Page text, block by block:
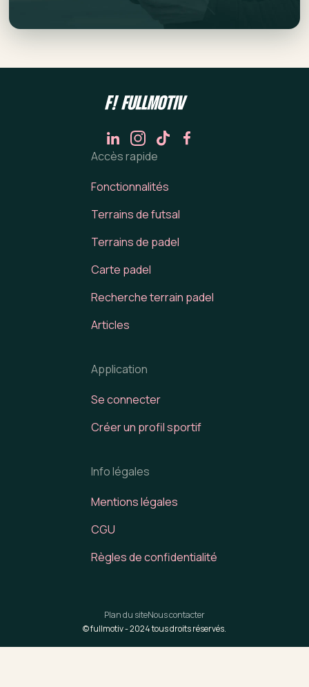
Accès rapide
Fonctionnalités
Terrains de futsal
Terrains de padel
Carte padel
Recherche terrain padel
Articles
Application
Se connecter
Créer un profil sportif
Info légales
Mentions légales
CGU
Règles de confidentialité
© fullmotiv -2024tous droits réservés.
Plan du siteNous contacter